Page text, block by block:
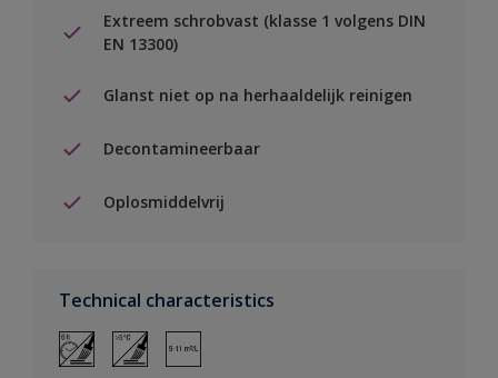
Extreem schrobvast (klasse 1 volgens DIN
EN 13300)
Glanst niet op na herhaaldelijk reinigen
Decontamineerbaar
Oplosmiddelvrij
Technical characteristics